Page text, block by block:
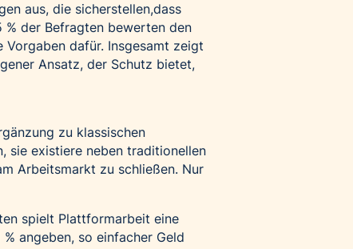
aus, die sicherstellen,dass
der Befragten bewerten den
dafür. Insgesamt zeigt
Ansatz, der Schutz bietet,
zu klassischen
sie existiere neben traditionellen
Arbeitsmarkt zu schließen. Nur
spielt Plattformarbeit eine
angeben, so einfacher Geld